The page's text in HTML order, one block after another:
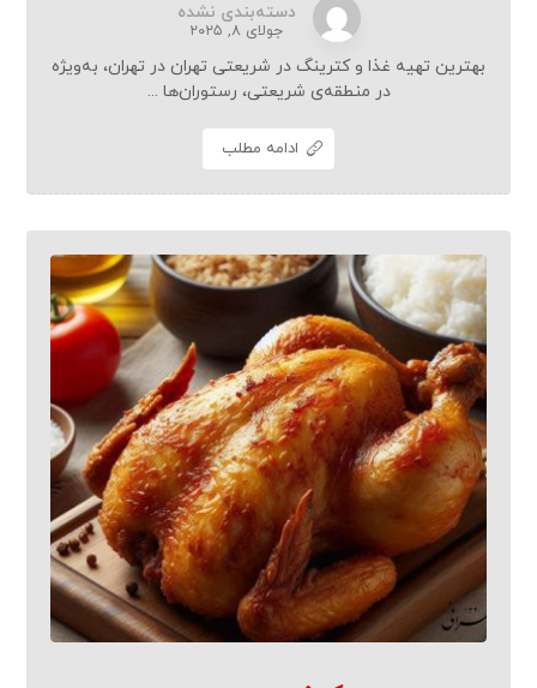
دسته‌بندی نشده
جولای ۸, ۲۰۲۵
بهترین تهیه غذا و کترینگ در شریعتی تهران در تهران، به‌ویژه
در منطقه‌ی شریعتی، رستوران‌ها ...
ادامه مطلب